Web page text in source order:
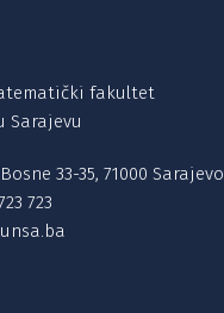
fakultet
Sarajevu
33-35, 71000 Sarajevo
723